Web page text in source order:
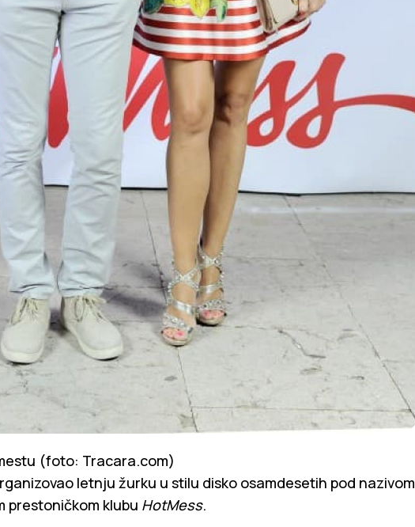
(foto: Tracara.com)
letnju žurku u stilu disko osamdesetih pod nazivom
prestoničkom klubu HotMess.